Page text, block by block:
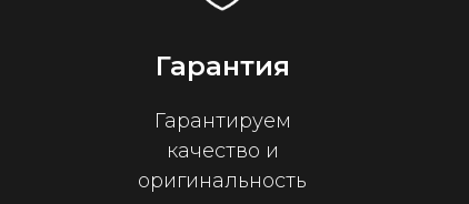
Гарантия
Гарантируем
качество и
оригинальность